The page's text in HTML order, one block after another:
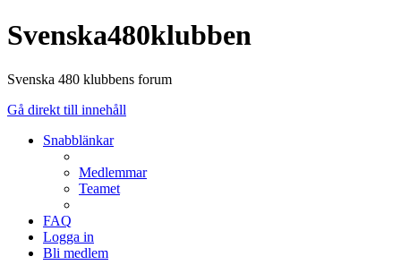
Svenska480klubben
Svenska 480 klubbens forum
Gå direkt till innehåll
Snabblänkar
Medlemmar
Teamet
FAQ
Logga in
Bli medlem